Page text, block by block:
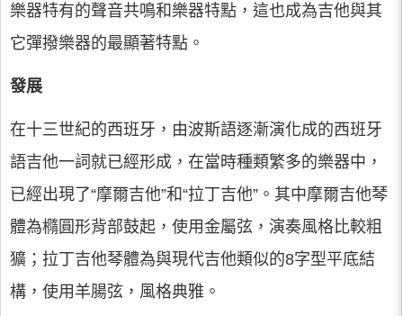
樂器特有的聲音共鳴和樂器特點，這也成為吉他與其
它彈撥樂器的最顯著特點。
發展
在十三世紀的西班牙，由波斯語逐漸演化成的西班牙
語吉他一詞就已經形成，在當時種類繁多的樂器中，
已經出現了“摩爾吉他”和“拉丁吉他”。其中摩爾吉他琴
體為橢圓形背部鼓起，使用金屬弦，演奏風格比較粗
獷；拉丁吉他琴體為與現代吉他類似的8字型平底結
構，使用羊腸弦，風格典雅。